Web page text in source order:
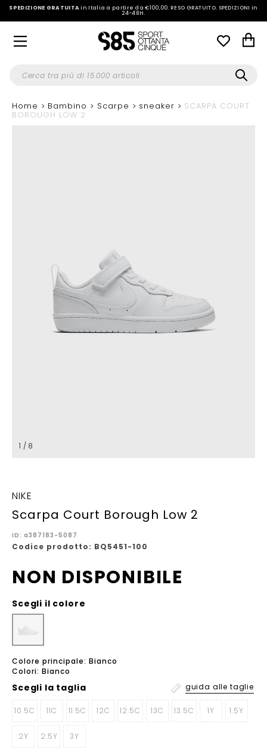
SPEDIZIONE GRATUITAin Italia a partire da €100,00.RESO GRATUITO. SPEDIZIONI in
24-48H.
Home Bambino Scarpe sneaker SCARPA COURT
BOROUGH LOW 2
1 / 8
NIKE
Scarpa Court Borough Low 2
ID: a387183-5087
Codice prodotto: BQ5451-100
NON DISPONIBILE
Scegli il colore
Colore principale: Bianco
Colori: Bianco
Scegli la taglia guida alle taglie
10.5C 11C 11.5C 12C 12.5C 13C 13.5C 1Y 1.5Y
2Y 2.5Y 3Y